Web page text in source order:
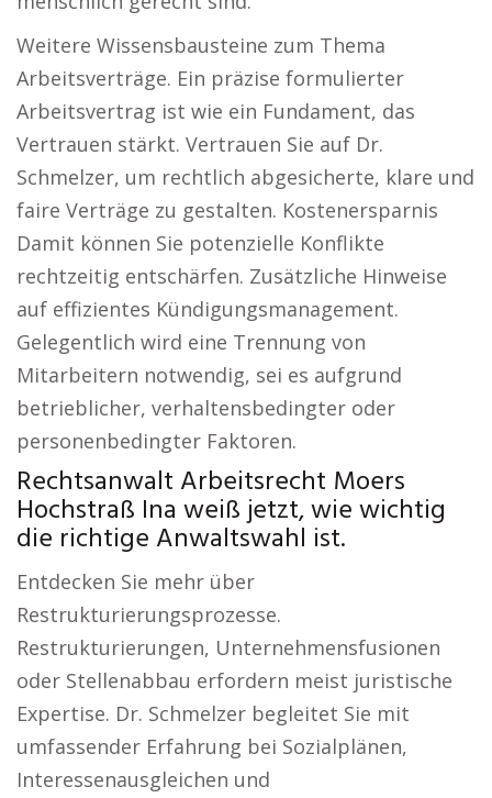
Weitere Wissensbausteine zum Thema
Arbeitsverträge. Ein präzise formulierter
Arbeitsvertrag ist wie ein Fundament, das
Vertrauen stärkt. Vertrauen Sie auf Dr.
Schmelzer, um rechtlich abgesicherte, klare und
faire Verträge zu gestalten. Kostenersparnis
Damit können Sie potenzielle Konflikte
rechtzeitig entschärfen. Zusätzliche Hinweise
auf effizientes Kündigungsmanagement.
Gelegentlich wird eine Trennung von
Mitarbeitern notwendig, sei es aufgrund
betrieblicher, verhaltensbedingter oder
personenbedingter Faktoren.
Rechtsanwalt Arbeitsrecht Moers
Hochstraß Ina weiß jetzt, wie wichtig
die richtige Anwaltswahl ist.
Entdecken Sie mehr über
Restrukturierungsprozesse.
Restrukturierungen, Unternehmensfusionen
oder Stellenabbau erfordern meist juristische
Expertise. Dr. Schmelzer begleitet Sie mit
umfassender Erfahrung bei Sozialplänen,
Interessenausgleichen und